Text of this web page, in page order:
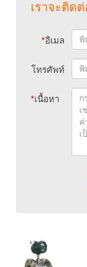
เราจะติด
*อีเมล
โทรศัพท์
*เนื้อหา